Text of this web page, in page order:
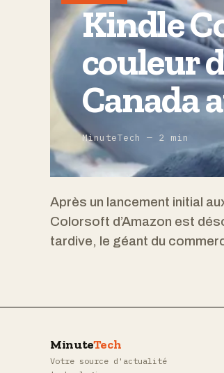
Kindle
couleur
Canada
MinuteTech — 2 min
Après un lancement initial
Colorsoft d’Amazon est
tardive, le géant du
MinuteTech
Votre source d'actualité